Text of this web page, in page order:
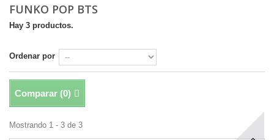
FUNKO POP BTS
Hay 3 productos.
Ordenar por
Comparar (0)
Mostrando 1 - 3 de 3